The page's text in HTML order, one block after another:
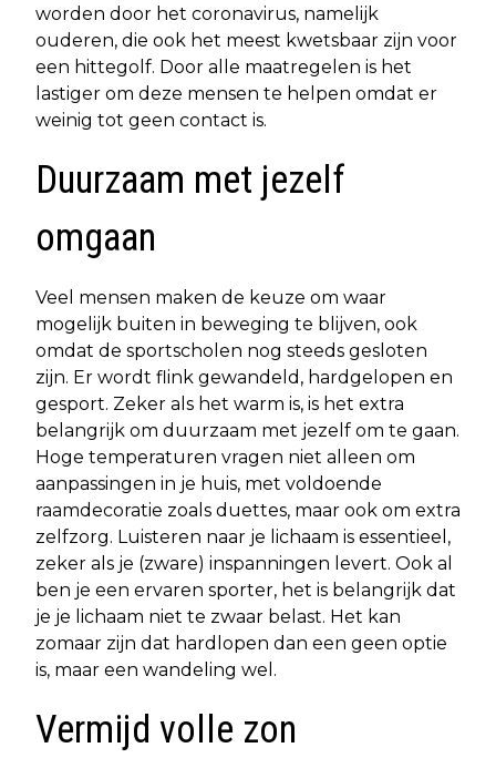
worden door het coronavirus, namelijk
ouderen, die ook het meest kwetsbaar zijn voor
een hittegolf. Door alle maatregelen is het
lastiger om deze mensen te helpen omdat er
weinig tot geen contact is.
Duurzaam met jezelf
omgaan
Veel mensen maken de keuze om waar
mogelijk buiten in beweging te blijven, ook
omdat de sportscholen nog steeds gesloten
zijn. Er wordt flink gewandeld, hardgelopen en
gesport. Zeker als het warm is, is het extra
belangrijk om duurzaam met jezelf om te gaan.
Hoge temperaturen vragen niet alleen om
aanpassingen in je huis, met voldoende
raamdecoratie zoals duettes, maar ook om extra
zelfzorg. Luisteren naar je lichaam is essentieel,
zeker als je (zware) inspanningen levert. Ook al
ben je een ervaren sporter, het is belangrijk dat
je je lichaam niet te zwaar belast. Het kan
zomaar zijn dat hardlopen dan een geen optie
is, maar een wandeling wel.
Vermijd volle zon